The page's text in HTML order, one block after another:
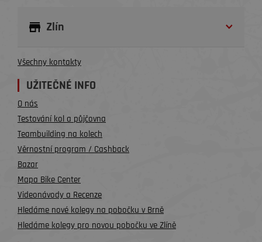
Zlín
Všechny kontakty
UŽITEČNÉ INFO
O nás
Testování kol a půjčovna
Teambuilding na kolech
Věrnostní program / Cashback
Bazar
Mapa Bike Center
Videonávody a Recenze
Hledáme nové kolegy na pobočku v Brně
Hledáme kolegy pro novou pobočku ve Zlíně